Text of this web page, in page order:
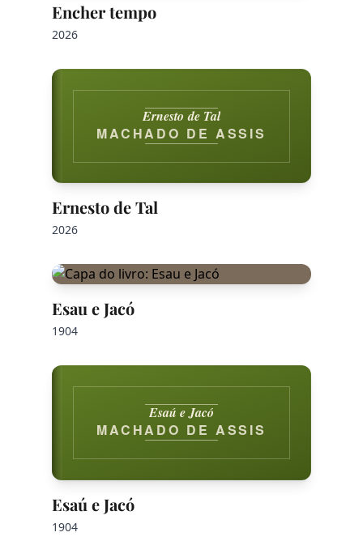
Encher tempo
2026
Ernesto de Tal
MACHADO DE ASSIS
Ernesto de Tal
2026
Esau e Jacó
1904
Esaú e Jacó
MACHADO DE ASSIS
Esaú e Jacó
1904